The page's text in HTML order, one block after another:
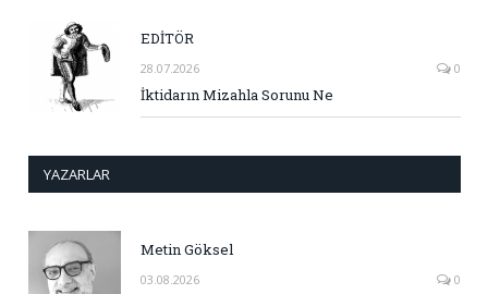
EDİTÖR
28.07.2026 0
İktidarın Mizahla Sorunu Ne
YAZARLAR
Metin Göksel
03.08.2026 0